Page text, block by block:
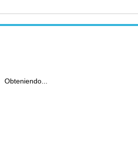
Obteniendo...